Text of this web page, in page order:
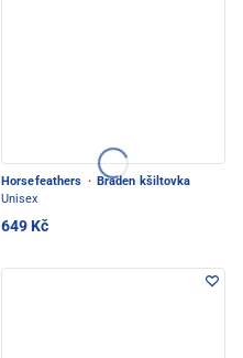
Horsefeathers · Braden kšiltovka
Unisex
649 Kč